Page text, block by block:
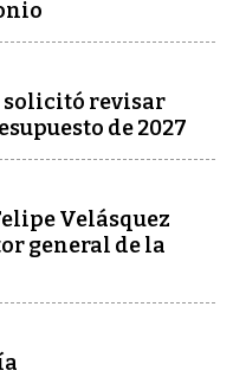
solicitó revisar
de 2027
Velásquez
general de la